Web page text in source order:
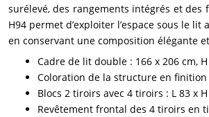
surélevé, des rangements intégrés et
H94 permet d’exploiter l’espace sous le
en conservant une composition élégante
Cadre de lit double : 166 x 206 cm,
Coloration de la structure en finition
Blocs 2 tiroirs avec 4 tiroirs : L 83 x
Revêtement frontal des 4 tiroirs en